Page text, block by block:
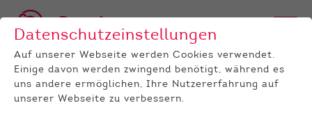
Datenschutzeinstellungen
Auf unserer Webseite werden Cookies verwendet.
Einige davon werden zwingend benötigt, während es
uns andere ermöglichen, Ihre Nutzererfahrung auf
unserer Webseite zu verbessern.